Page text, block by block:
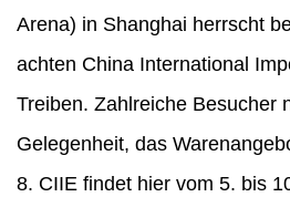
Arena) in Shanghai herrscht
achten China International
Treiben. Zahlreiche Besucher
Gelegenheit, das
8. CIIE findet hier vom 5. bis